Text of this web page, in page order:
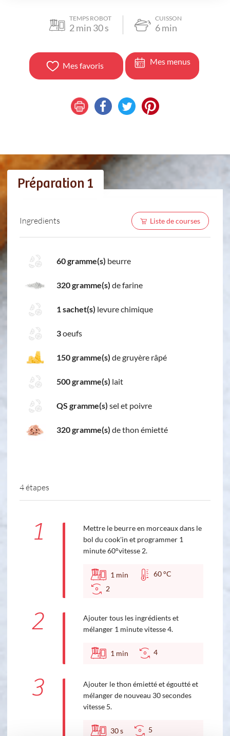
TEMPS ROBOT
2min 30s
CUISSON
6min
Mes favoris Mes menus
Préparation 1
Ingredients Liste de courses
60 gramme(s) beurre
320 gramme(s) de farine
1 sachet(s) levure chimique
3oeufs
150 gramme(s) de gruyère râpé
500 gramme(s) lait
QS gramme(s) sel et poivre
320 gramme(s) de thon émietté
4 étapes
1
Mettre le beurre en morceaux dans le
bol du cook'in et programmer 1
minute 60°vitesse 2.
1 min
60 °C
2
2
Ajouter tous les ingrédients et
mélanger 1 minute vitesse 4.
1 min 4
3
Ajouter le thon émietté et égoutté et
mélanger de nouveau 30 secondes
vitesse 5.
30s 5